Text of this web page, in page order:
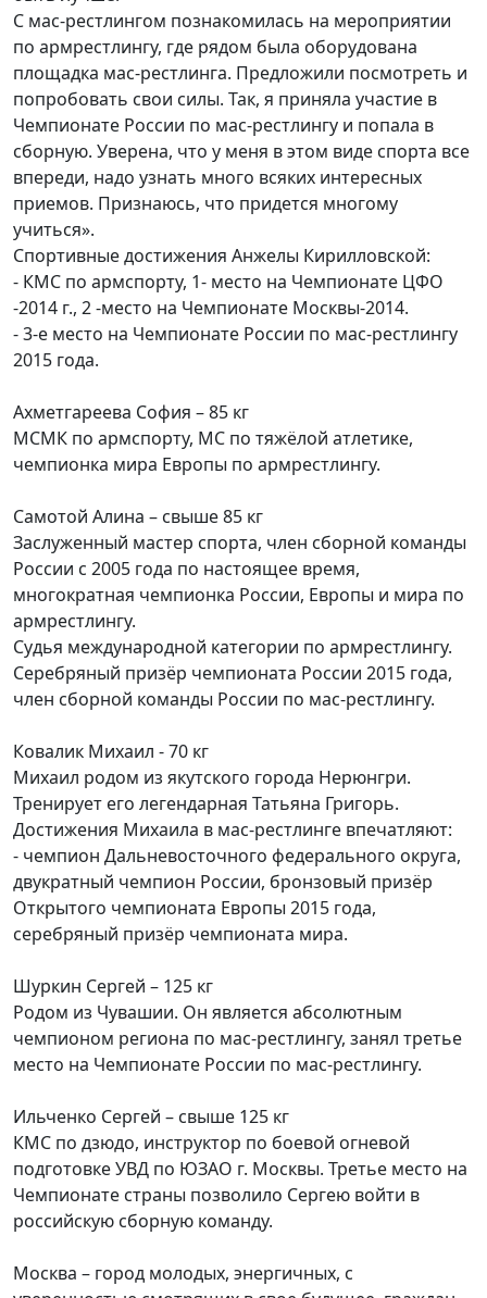
С мас-рестлингом познакомилась на мероприятии
по армрестлингу, где рядом была оборудована
площадка мас-рестлинга. Предложили посмотреть и
попробовать свои силы. Так, я приняла участие в
Чемпионате России по мас-рестлингу и попала в
сборную. Уверена, что у меня в этом виде спорта все
впереди, надо узнать много всяких интересных
приемов. Признаюсь, что придется многому
учиться».
Спортивные достижения Анжелы Кирилловской:
- КМС по армспорту, 1- место на Чемпионате ЦФО
-2014 г., 2 -место на Чемпионате Москвы-2014.
- 3-е место на Чемпионате России по мас-рестлингу
2015 года.
Ахметгареева София – 85 кг
МСМК по армспорту, МС по тяжёлой атлетике,
чемпионка мира Европы по армрестлингу.
Самотой Алина – свыше 85 кг
Заслуженный мастер спорта, член сборной команды
России с 2005 года по настоящее время,
многократная чемпионка России, Европы и мира по
армрестлингу.
Судья международной категории по армрестлингу.
Серебряный призёр чемпионата России 2015 года,
член сборной команды России по мас-рестлингу.
Ковалик Михаил - 70 кг
Михаил родом из якутского города Нерюнгри.
Тренирует его легендарная Татьяна Григорь.
Достижения Михаила в мас-рестлинге впечатляют:
- чемпион Дальневосточного федерального округа,
двукратный чемпион России, бронзовый призёр
Открытого чемпионата Европы 2015 года,
серебряный призёр чемпионата мира.
Шуркин Сергей – 125 кг
Родом из Чувашии. Он является абсолютным
чемпионом региона по мас-рестлингу, занял третье
место на Чемпионате России по мас-рестлингу.
Ильченко Сергей – свыше 125 кг
КМС по дзюдо, инструктор по боевой огневой
подготовке УВД по ЮЗАО г. Москвы. Третье место на
Чемпионате страны позволило Сергею войти в
российскую сборную команду.
Москва – город молодых, энергичных, с